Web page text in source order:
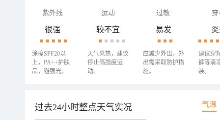
紫外线 运动 过敏 穿
很强
涂擦SPF20以
上，PA++护肤
品，避强光。
较不宜
天气炎热，建议
停止高强度运
动。
易发
应减少外出，外
出需采取防护措
施。
建议穿
裤等清
装。
过去24小时整点天气实况 气温